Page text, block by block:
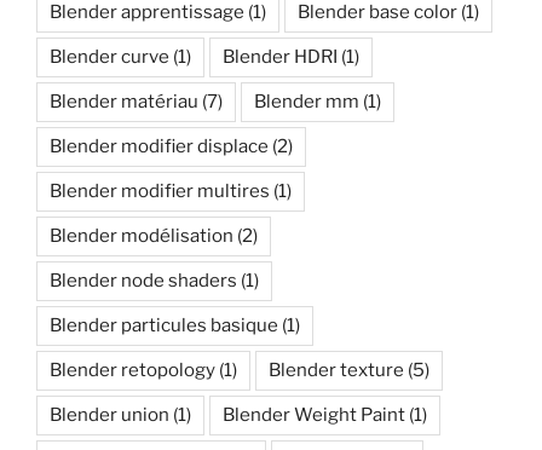
Blender apprentissage (1) Blender base color (1)
Blender curve (1) Blender HDRI (1)
Blender matériau (7) Blender mm (1)
Blender modifier displace (2)
Blender modifier multires (1)
Blender modélisation (2)
Blender node shaders (1)
Blender particules basique (1)
Blender retopology (1) Blender texture (5)
Blender union (1) Blender Weight Paint (1)